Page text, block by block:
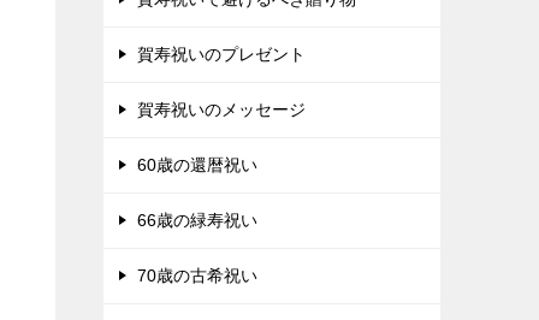
賀寿祝いのプレゼント
賀寿祝いのメッセージ
60歳の還暦祝い
66歳の緑寿祝い
70歳の古希祝い